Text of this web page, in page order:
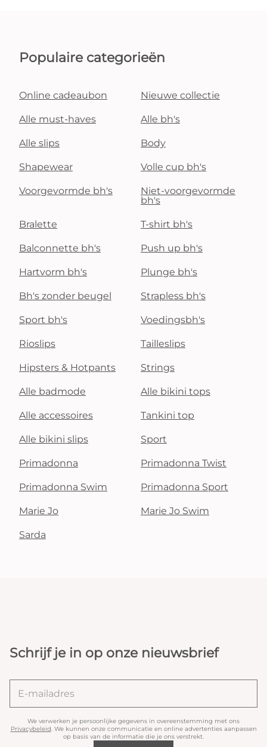
Populaire categorieën
Online cadeaubon Nieuwe collectie
Alle must-haves Alle bh's
Alle slips Body
Shapewear Volle cup bh's
Voorgevormde bh's
Niet-voorgevormde
bh's
Bralette T-shirt bh's
Balconnette bh's Push up bh's
Hartvorm bh's Plunge bh's
Bh's zonder beugel Strapless bh's
Sport bh's Voedingsbh's
Rioslips Tailleslips
Hipsters & Hotpants Strings
Alle badmode Alle bikini tops
Alle accessoires Tankini top
Alle bikini slips Sport
Primadonna Primadonna Twist
Primadonna Swim Primadonna Sport
Marie Jo Marie Jo Swim
Sarda
Schrijf je in op onze nieuwsbrief
We verwerken je persoonlijke gegevens in overeenstemming met ons
Privacybeleid. We kunnen onze communicatie en online advertenties aanpassen
op basis van de informatie die je ons verstrekt.